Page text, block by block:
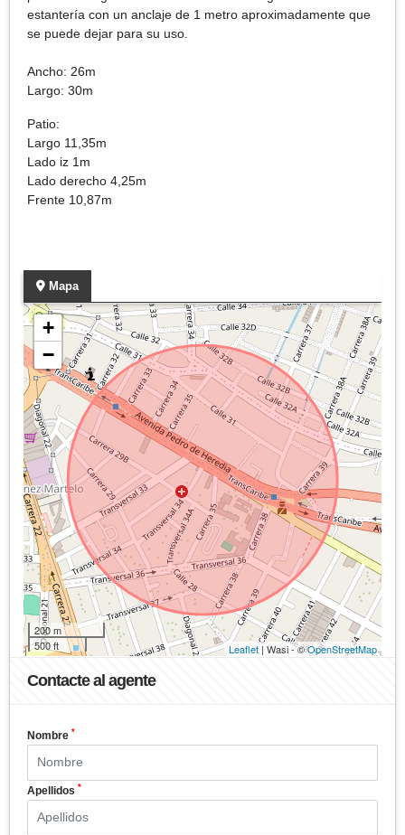
estantería con un anclaje de 1 metro aproximadamente que
se puede dejar para su uso.
Ancho: 26m
Largo: 30m
Patio:
Largo 11,35m
Lado iz 1m
Lado derecho 4,25m
Frente 10,87m
Mapa
+
−
200 m
500 ft
Leaflet | Wasi - ©OpenStreetMap
Contacte al agente
Nombre *
Apellidos *